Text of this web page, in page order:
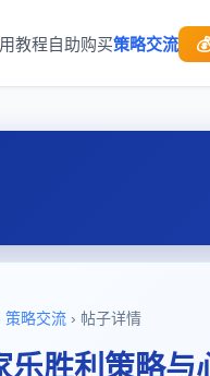
教程自助购买策略交流
策略交流 › 帖子详情
乐胜利策略与